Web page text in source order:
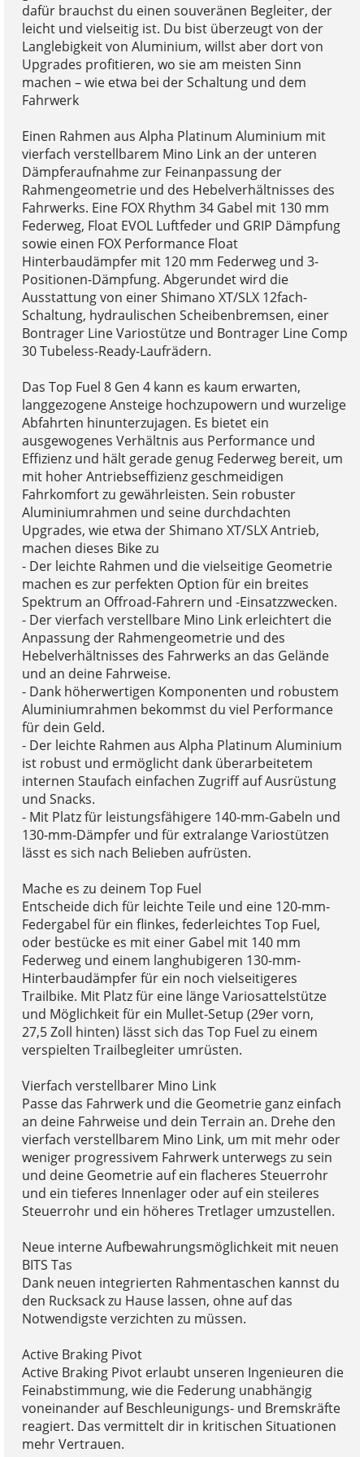
dafür brauchst du einen souveränen Begleiter, der
leicht und vielseitig ist. Du bist überzeugt von der
Langlebigkeit von Aluminium, willst aber dort von
Upgrades profitieren, wo sie am meisten Sinn
machen – wie etwa bei der Schaltung und dem
Fahrwerk
Einen Rahmen aus Alpha Platinum Aluminium mit
vierfach verstellbarem Mino Link an der unteren
Dämpferaufnahme zur Feinanpassung der
Rahmengeometrie und des Hebelverhältnisses des
Fahrwerks. Eine FOX Rhythm 34 Gabel mit 130 mm
Federweg, Float EVOL Luftfeder und GRIP Dämpfung
sowie einen FOX Performance Float
Hinterbaudämpfer mit 120 mm Federweg und 3-
Positionen-Dämpfung. Abgerundet wird die
Ausstattung von einer Shimano XT/SLX 12fach-
Schaltung, hydraulischen Scheibenbremsen, einer
Bontrager Line Variostütze und Bontrager Line Comp
30 Tubeless-Ready-Laufrädern.
Das Top Fuel 8 Gen 4 kann es kaum erwarten,
langgezogene Ansteige hochzupowern und wurzelige
Abfahrten hinunterzujagen. Es bietet ein
ausgewogenes Verhältnis aus Performance und
Effizienz und hält gerade genug Federweg bereit, um
mit hoher Antriebseffizienz geschmeidigen
Fahrkomfort zu gewährleisten. Sein robuster
Aluminiumrahmen und seine durchdachten
Upgrades, wie etwa der Shimano XT/SLX Antrieb,
machen dieses Bike zu
- Der leichte Rahmen und die vielseitige Geometrie
machen es zur perfekten Option für ein breites
Spektrum an Offroad-Fahrern und -Einsatzzwecken.
- Der vierfach verstellbare Mino Link erleichtert die
Anpassung der Rahmengeometrie und des
Hebelverhältnisses des Fahrwerks an das Gelände
und an deine Fahrweise.
- Dank höherwertigen Komponenten und robustem
Aluminiumrahmen bekommst du viel Performance
für dein Geld.
- Der leichte Rahmen aus Alpha Platinum Aluminium
ist robust und ermöglicht dank überarbeitetem
internen Staufach einfachen Zugriff auf Ausrüstung
und Snacks.
- Mit Platz für leistungsfähigere 140-mm-Gabeln und
130-mm-Dämpfer und für extralange Variostützen
lässt es sich nach Belieben aufrüsten.
Mache es zu deinem Top Fuel
Entscheide dich für leichte Teile und eine 120-mm-
Federgabel für ein flinkes, federleichtes Top Fuel,
oder bestücke es mit einer Gabel mit 140 mm
Federweg und einem langhubigeren 130-mm-
Hinterbaudämpfer für ein noch vielseitigeres
Trailbike. Mit Platz für eine länge Variosattelstütze
und Möglichkeit für ein Mullet-Setup (29er vorn,
27,5 Zoll hinten) lässt sich das Top Fuel zu einem
verspielten Trailbegleiter umrüsten.
Vierfach verstellbarer Mino Link
Passe das Fahrwerk und die Geometrie ganz einfach
an deine Fahrweise und dein Terrain an. Drehe den
vierfach verstellbarem Mino Link, um mit mehr oder
weniger progressivem Fahrwerk unterwegs zu sein
und deine Geometrie auf ein flacheres Steuerrohr
und ein tieferes Innenlager oder auf ein steileres
Steuerrohr und ein höheres Tretlager umzustellen.
Neue interne Aufbewahrungsmöglichkeit mit neuen
BITS Tas
Dank neuen integrierten Rahmentaschen kannst du
den Rucksack zu Hause lassen, ohne auf das
Notwendigste verzichten zu müssen.
Active Braking Pivot
Active Braking Pivot erlaubt unseren Ingenieuren die
Feinabstimmung, wie die Federung unabhängig
voneinander auf Beschleunigungs- und Bremskräfte
reagiert. Das vermittelt dir in kritischen Situationen
mehr Vertrauen.